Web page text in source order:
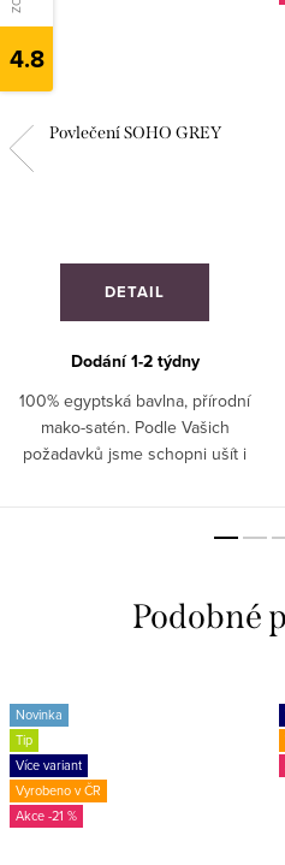
Povlečení SOHO GREY
DETAIL
Dodání 1-2 týdny
100% egyptská bavlna, přírodní
mako-satén. Podle Vašich
požadavků jsme schopni ušít i
Novinka
Tip
Více variant
Vyrobeno v ČR
-21 %
4.8